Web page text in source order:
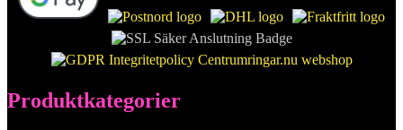
Produktkategorier